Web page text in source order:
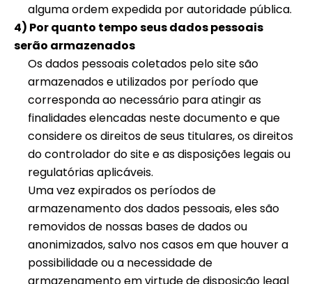
alguma ordem expedida por autoridade pública.
4) Por quanto tempo seus dados pessoais
serão armazenados
Os dados pessoais coletados pelo site são
armazenados e utilizados por período que
corresponda ao necessário para atingir as
finalidades elencadas neste documento e que
considere os direitos de seus titulares, os direitos
do controlador do site e as disposições legais ou
regulatórias aplicáveis.
Uma vez expirados os períodos de
armazenamento dos dados pessoais, eles são
removidos de nossas bases de dados ou
anonimizados, salvo nos casos em que houver a
possibilidade ou a necessidade de